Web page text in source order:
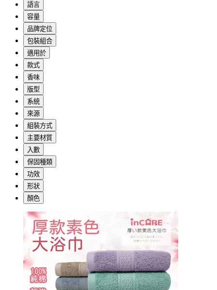
語言
容量
品牌定位
包裝組合
適用於
款式
香味
版型
系統
來源
組裝方式
主要材質
入數
保固種類
功效
形狀
顏色